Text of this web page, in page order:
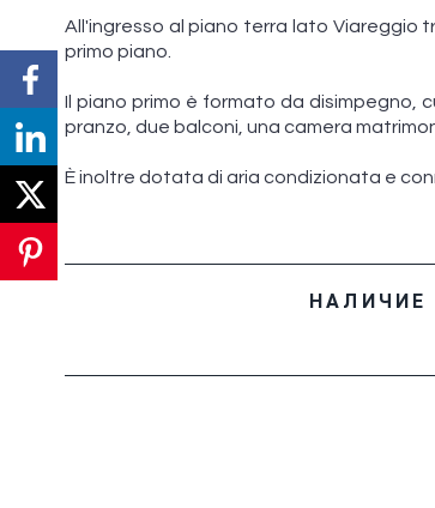
All'ingresso al piano terra lato Viareggio
primo piano.
Il piano primo è formato da disimpegno,
pranzo, due balconi, una camera
È inoltre dotata di aria condizionata e
НАЛИЧИЕ